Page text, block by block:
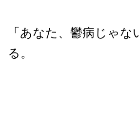
「あなた、鬱病じゃ
る。